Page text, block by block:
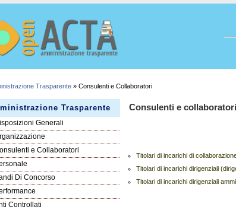
Trasparente » Consulenti e Collaboratori
Consulenti e collaboratori
Titolari di incarichi di
Titolari di incarichi dirigenziali
Titolari di incarichi dirigenziali
Trasparente
Generali
e Collaboratori
Di Concorso
Controllati